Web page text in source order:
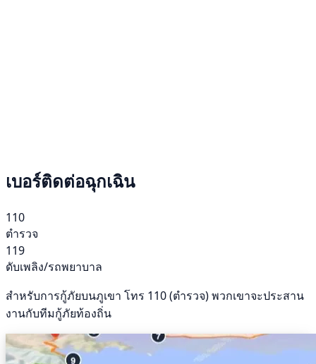
เบอร์ติดต่อฉุกเฉิน
110
ตำรวจ
119
ดับเพลิง/รถพยาบาล
สำหรับการกู้ภัยบนภูเขา โทร 110 (ตำรวจ) พวกเขาจะประสาน
งานกับทีมกู้ภัยท้องถิ่น